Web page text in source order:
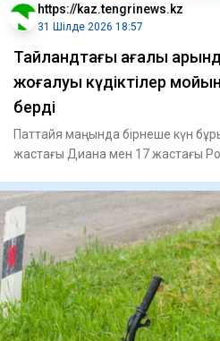
https://kaz.tengrinews.kz
31 Шілде 2026 18:57
Тайландтағы ағалы
жоғалуы күдіктілер
берді
Паттайя маңында бірнеше күн
жастағы Диана мен 17 жастағы